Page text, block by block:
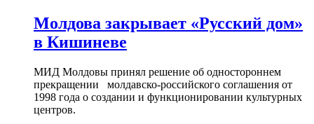
Молдова закрывает «Русский дом»
в Кишиневе
МИД Молдовы принял решение об одностороннем
прекращении молдавско-российского соглашения от
1998 года о создании и функционировании культурных
центров.